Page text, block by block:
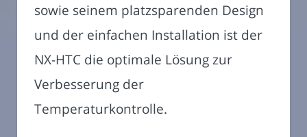
sowie seinem platzsparenden Design
und der einfachen Installation ist der
NX-HTC die optimale Lösung zur
Verbesserung der
Temperaturkontrolle.